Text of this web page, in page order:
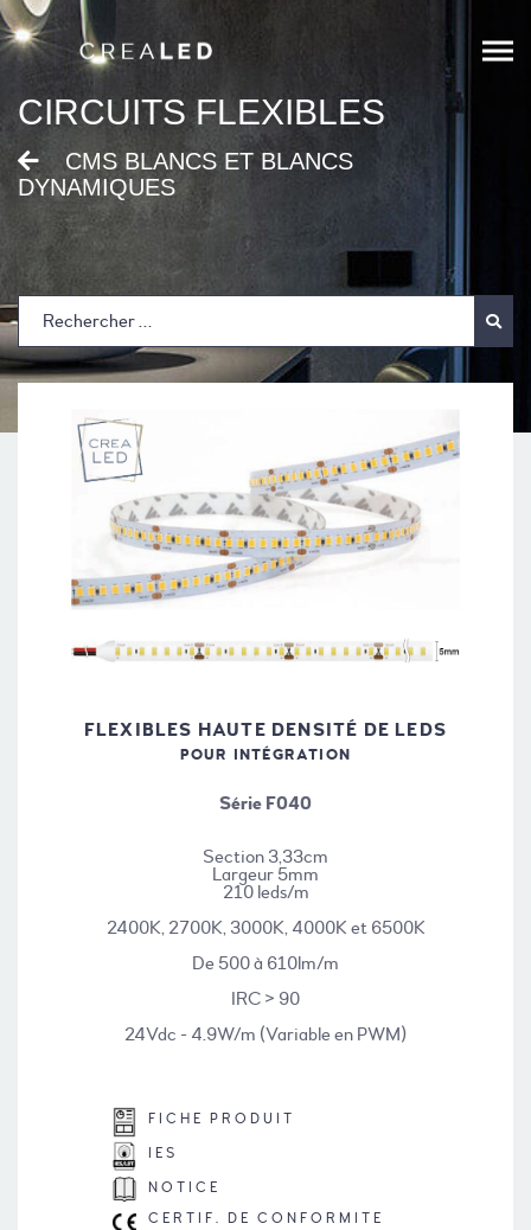
;
CIRCUITS FLEXIBLES
CMS BLANCS ET BLANCS
DYNAMIQUES
FLEXIBLES HAUTE DENSITÉ DE LEDS
POUR INTÉGRATION
Série F040
Section 3,33cm
Largeur 5mm
210 leds/m
2400K, 2700K, 3000K, 4000K et 6500K
De 500 à 610lm/m
IRC > 90
24Vdc - 4.9W/m (Variable en PWM)
FICHE PRODUIT
IES
NOTICE
CERTIF. DE CONFORMITE